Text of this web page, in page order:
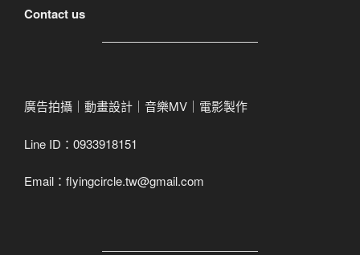
Contact us
廣告拍攝｜動畫設計｜音樂MV｜電影製作
Line ID：0933918151
Email：flyingcircle.tw@gmail.com